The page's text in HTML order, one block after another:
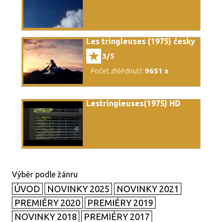
Les tringleuses (1975) česky
3/5
Počet zhlédnutí: 9651 x
Lestringleuses(1975) HD
ÚVOD NOVINKY 2025
NOVINKY 2021
PREMIÉRY 2020
PREMIÉRY 2019
NOVINKY 2018
PREMIÉRY 2017